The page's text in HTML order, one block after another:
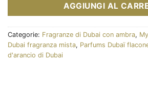
AGGIUNGI AL
Categorie: Fragranze di Dubai con ambra,
Dubai fragranza mista, Parfums Dubaï
d'arancio di Dubai